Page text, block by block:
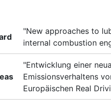
"New approaches to
internal combustion
"Entwicklung einer
Emissionsverhaltens
Europäischen Real